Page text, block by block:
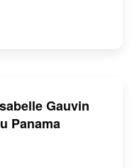
Gauvin
Panama